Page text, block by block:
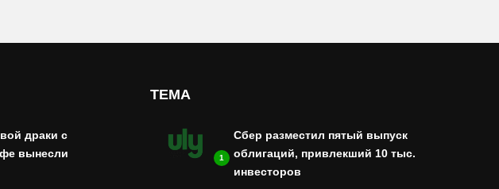
драки с
вынесли
ТЕМА
1
Сбер разместил пятый выпуск
облигаций, привлекший 10 тыс.
инвесторов